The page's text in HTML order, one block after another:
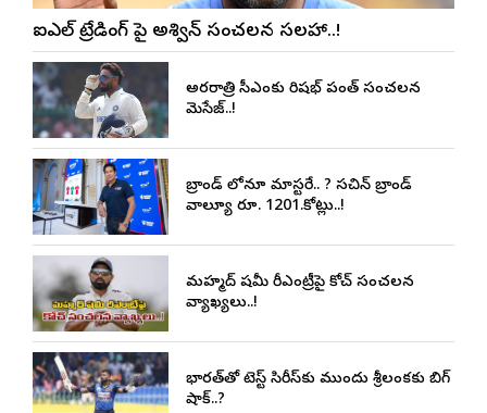
ఐపీఎల్ ట్రేడింగ్ పై అశ్విన్ సంచలన సలహా..!
అర్థరాత్రి సీఎంకు రిషభ్ పంత్ సంచలన
మెసేజ్..!
బ్రాండ్ లోనూ మాస్టరే.. ? సచిన్ బ్రాండ్
వాల్యూ రూ. 1201.కోట్లు..!
మహ్మద్ షమీ రీఎంట్రీపై కోచ్ సంచలన
వ్యాఖ్యలు..!
భారత్‌తో టెస్ట్ సిరీస్‌కు ముందు శ్రీలంకకు బిగ్
షాక్..?